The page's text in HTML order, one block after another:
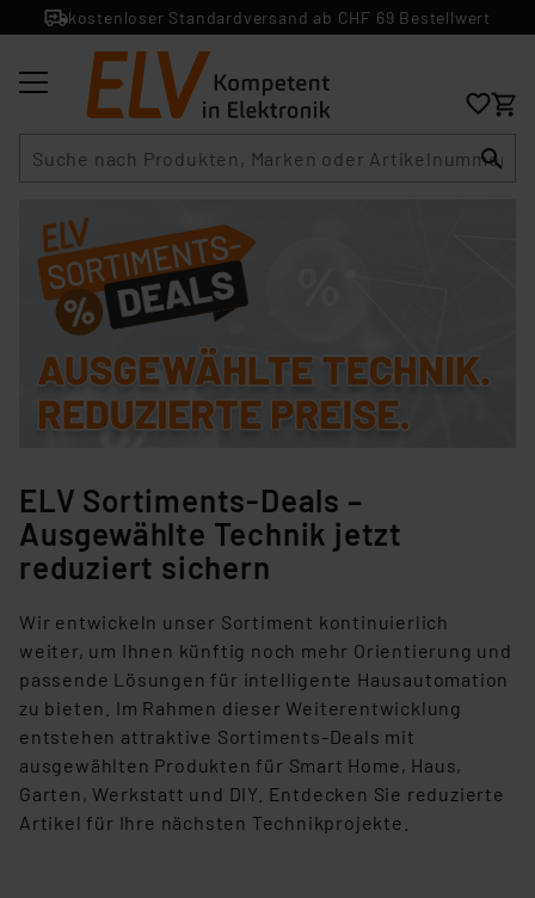
kostenloser Standardversand ab CHF 69 Bestellwert
ELV Sortiments-Deals –
Ausgewählte Technik jetzt
reduziert sichern
Wir entwickeln unser Sortiment kontinuierlich
weiter, um Ihnen künftig noch mehr Orientierung und
passende Lösungen für intelligente Hausautomation
zu bieten. Im Rahmen dieser Weiterentwicklung
entstehen attraktive Sortiments-Deals mit
ausgewählten Produkten für Smart Home, Haus,
Garten, Werkstatt und DIY. Entdecken Sie reduzierte
Artikel für Ihre nächsten Technikprojekte.